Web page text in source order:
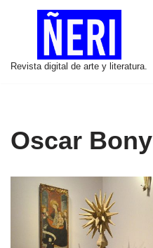
contenido
Revista digital de arte y literatura.
Oscar Bony